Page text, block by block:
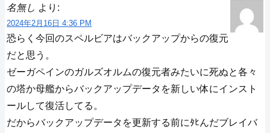
名無し より:
2024年2月16日 4:36 PM
恐らく今回のスペルビアはバックアップからの復元
だと思う。
ゼーガペインのガルズオルムの復元者みたいに死ぬと各々
の塔か母艦からバックアップデータを新しい体にインスト
ールして復活してる。
だからバックアップデータを更新する前にﾀﾋんだブレイバ